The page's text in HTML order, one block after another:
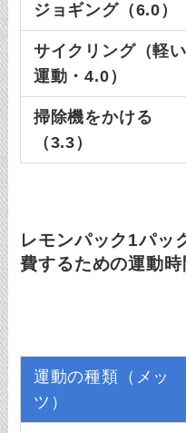
ジョギング（6.0）
サイクリング（軽い
運動・4.0）
掃除機をかける
（3.3）
レモンパック1パッ
費するための運動時
運動の種類（メッ
ツ）